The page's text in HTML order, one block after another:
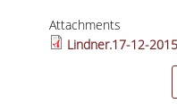
Attachments
Lindner.17-12-